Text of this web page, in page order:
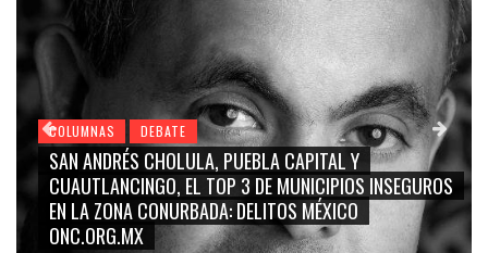
COLUMNAS DEBATE
GRACE PALOMARES, NAY SALVATORI, SERGIO MAYER,
CARMEN SALINAS “LA CORCHOLATA”, CUAUHTÉMOC
BLANCO, SILVIA PINAL: LA TRIVIALIZACIÓN Y
RIDICULIZACIÓN DE LA REPRESENTACIÓN CIUDADANA